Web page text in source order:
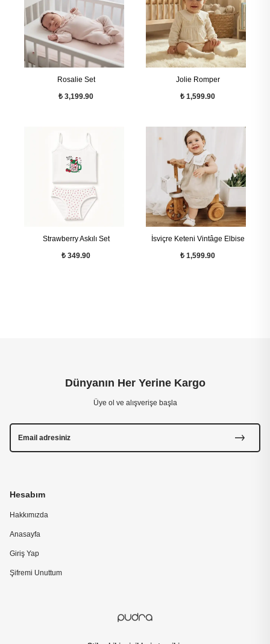
Rosalie Set
₺ 3,199.90
Jolie Romper
₺ 1,599.90
Strawberry Askılı Set
₺ 349.90
İsviçre Keteni Vintâge Elbise
₺ 1,599.90
Hesabım
Hakkımızda
Anasayfa
Giriş Yap
Şifremi Unuttum
Dünyanın Her Yerine Kargo
Üye ol ve alışverişe başla